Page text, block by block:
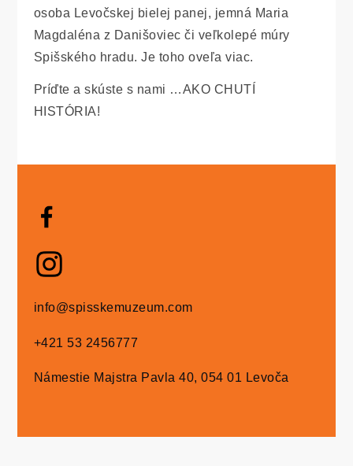
osoba Levočskej bielej panej, jemná Maria
Magdaléna z Danišoviec či veľkolepé múry
Spišského hradu. Je toho oveľa viac.
Príďte a skúste s nami …AKO CHUTÍ
HISTÓRIA!
info@spisskemuzeum.com
+421 53 2456777
Námestie Majstra Pavla 40, 054 01 Levoča